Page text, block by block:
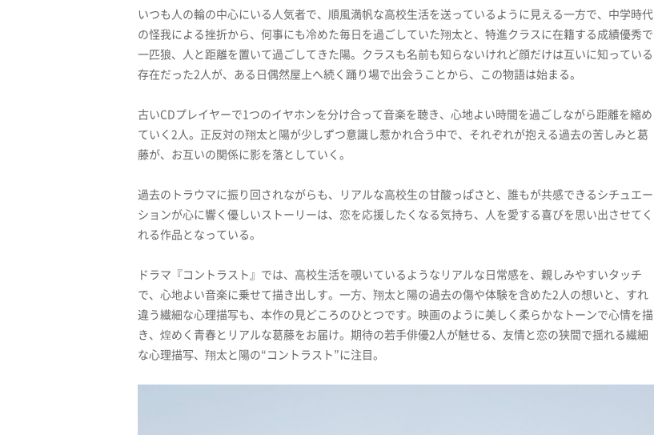
いつも人の輪の中心にいる人気者で、順風満帆な高校生活を送っているように見える一方で、中学時代
の怪我による挫折から、何事にも冷めた毎日を過ごしていた翔太と、特進クラスに在籍する成績優秀で
一匹狼、人と距離を置いて過ごしてきた陽。クラスも名前も知らないけれど顔だけは互いに知っている
存在だった2人が、ある日偶然屋上へ続く踊り場で出会うことから、この物語は始まる。
古いCDプレイヤーで1つのイヤホンを分け合って音楽を聴き、心地よい時間を過ごしながら距離を縮め
ていく2人。正反対の翔太と陽が少しずつ意識し惹かれ合う中で、それぞれが抱える過去の苦しみと葛
藤が、お互いの関係に影を落としていく。
過去のトラウマに振り回されながらも、リアルな高校生の甘酸っぱさと、誰もが共感できるシチュエー
ションが心に響く優しいストーリーは、恋を応援したくなる気持ち、人を愛する喜びを思い出させてく
れる作品となっている。
ドラマ『コントラスト』では、高校生活を覗いているようなリアルな日常感を、親しみやすいタッチ
で、心地よい音楽に乗せて描き出しす。一方、翔太と陽の過去の傷や体験を含めた2人の想いと、すれ
違う繊細な心理描写も、本作の見どころのひとつです。映画のように美しく柔らかなトーンで心情を描
き、煌めく青春とリアルな葛藤をお届け。期待の若手俳優2人が魅せる、友情と恋の狭間で揺れる繊細
な心理描写、翔太と陽の“コントラスト”に注目。